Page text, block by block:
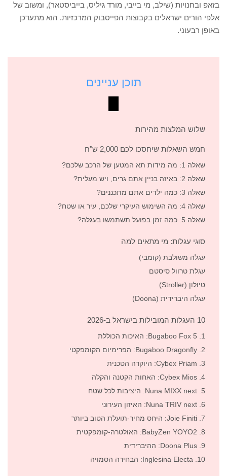
בזאפ ובחנויות (שילב, מי בייבי, מורד גיליס, בייביסטאר), ומשוב של
אלפי הורים ישראלים בקבוצות הפייסבוק המרכזיות. הוא מתעדכן
באופן רבעוני.
תוכן עניינים
שלוש המלצות מהירות
חמש השאלות שיחסכו לכם 2,000 ש"ח
שאלה 1: מה מידות תא המטען של הרכב שלכם?
שאלה 2: באיזה בניין אתם גרים, ויש מעלית?
שאלה 3: כמה ילדים אתם מתכננים?
שאלה 4: מה השימוש העיקרי שלכם, עיר או שטח?
שאלה 5: כמה זמן בפועל תשתמשו בעגלה?
סוגי עגלות: מי מתאים למה
עגלה משולבת (קומבי)
עגלת טרוול סיסטם
טיולון (Stroller)
עגלה היברידית (Doona)
10 העגלות המובילות בישראל ב-2026
1. Bugaboo Fox 5: האיכות הכוללת
2. Bugaboo Dragonfly: הפרימיום הקומפקטי
3. Cybex Priam: היוקרה הטכנית
4. Cybex Mios: האחות הקטנה והקלה
5. Nuna MIXX next: היציבות לכל שטח
6. Nuna TRIV next: האיזון העירוני
7. Joie Finiti: היחס מחיר-תועלת הטוב ביותר
8. BabyZen YOYO2: האולטרה-קומפקטית
9. Doona Plus: ההיברידית
10. Inglesina Electa: הבחירה הסמויה